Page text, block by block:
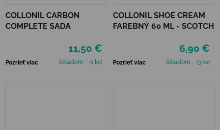
COLLONIL CARBON
COMPLETE SADA
11,50 €
Pozrieť viac Skladom (1 ks)
COLLONIL SHOE CREAM
FAREBNÝ 60 ML - SCOTCH
6,90 €
Pozrieť viac Skladom (3 ks)